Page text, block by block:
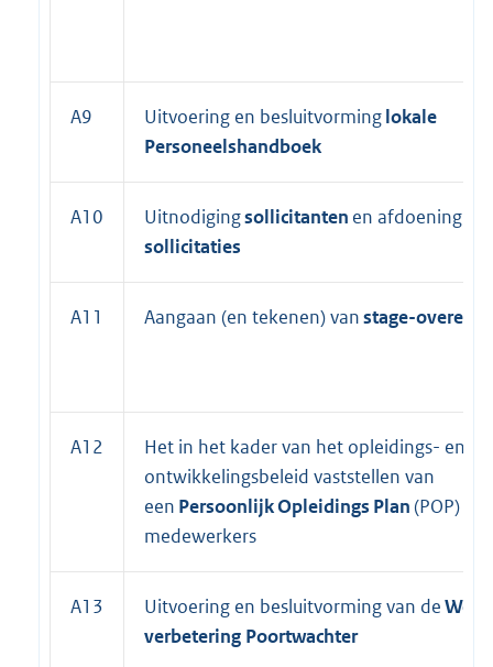
A9 Uitvoering en besluitvorminglokale
Personeelshandboek
A10 Uitnodigingsollicitanten en afdoening
sollicitaties
A11 Aangaan (en tekenen) vanstage-
A12
Het in het kader van het opleidings- en
ontwikkelingsbeleid vaststellen van
een PersoonlijkOpleidings Plan(POP)
medewerkers
A13 Uitvoering en besluitvorming van deWet
verbetering Poortwachter